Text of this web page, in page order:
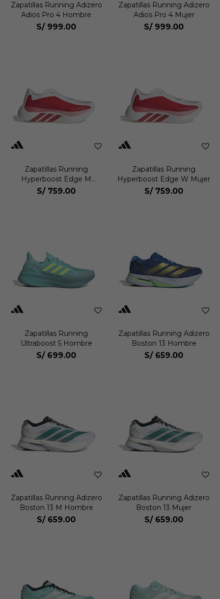
Zapatillas Running Adizero
Adios Pro 4 Hombre
S/ 999.00
Zapatillas Running Adizero
Adios Pro 4 Mujer
S/ 999.00
Zapatillas Running
Hyperboost Edge M
Hombre
S/ 759.00
Zapatillas Running
Hyperboost Edge W Mujer
S/ 759.00
Zapatillas Running
Ultraboost 5 Hombre
S/ 699.00
Zapatillas Running Adizero
Boston 13 Hombre
S/ 659.00
Zapatillas Running Adizero
Boston 13 M Hombre
S/ 659.00
Zapatillas Running Adizero
Boston 13 Mujer
S/ 659.00